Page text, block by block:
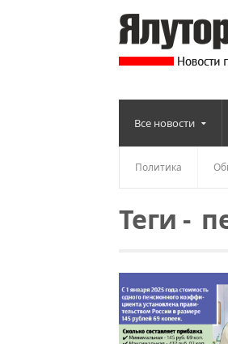
Все новости
Политика
Теги -